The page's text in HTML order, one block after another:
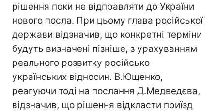
рішення поки не відправляти до України
нового посла. При цьому глава російської
держави відзначив, що конкретні терміни
будуть визначені пізніше, з урахуванням
реального розвитку російсько-
українських відносин. В.Ющенко,
реагуючи тоді на послання Д.Медведєва,
відзначив, що рішення відкласти приїзд